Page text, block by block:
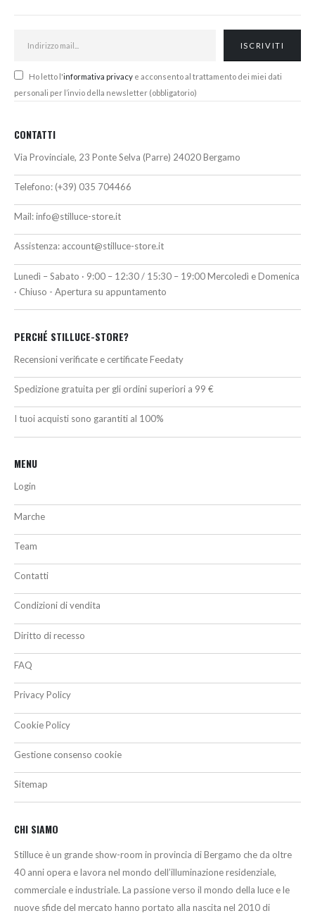
Ho letto l'informativa privacy e acconsento al trattamento dei miei dati
personali per l’invio della newsletter (obbligatorio)
CONTATTI
Via Provinciale, 23 Ponte Selva (Parre) 24020 Bergamo
Telefono: (+39) 035 704466
Mail:info@stilluce-store.it
Assistenza: account@stilluce-store.it
Lunedì – Sabato · 9:00 – 12:30 / 15:30 – 19:00 Mercoledì e Domenica
· Chiuso - Apertura su appuntamento
PERCHÉ STILLUCE-STORE?
Recensioni verificate e certificate Feedaty
Spedizione gratuita per gli ordini superiori a 99 €
I tuoi acquisti sono garantiti al 100%
MENU
Login
Marche
Team
Contatti
Condizioni di vendita
Diritto di recesso
FAQ
Privacy Policy
Cookie Policy
Gestione consenso cookie
Sitemap
CHI SIAMO
Stilluce è un grande show-room in provincia di Bergamo che da oltre
40 anni opera e lavora nel mondo dell’illuminazione residenziale,
commerciale e industriale. La passione verso il mondo della luce e le
nuove sfide del mercato hanno portato alla nascita nel 2010 di